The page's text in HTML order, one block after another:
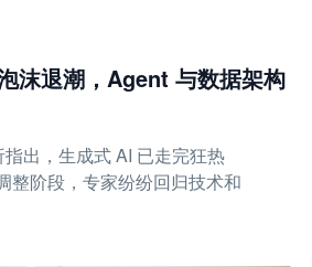
沫退潮，Agent 与数据架构
出，生成式 AI 已走完狂热
整阶段，专家纷纷回归技术和